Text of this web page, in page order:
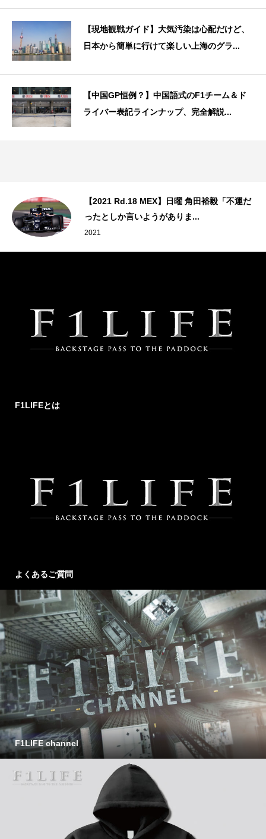
【現地観戦ガイド】大気汚染は心配だけど、
日本から簡単に行けて楽しい上海のグラ...
【中国GP恒例？】中国語式のF1チーム＆ド
ライバー表記ラインナップ、完全解説...
【2021 Rd.18 MEX】日曜 角田裕毅「不運だ
ったとしか言いようがありま...
2021
F1LIFEとは
よくあるご質問
F1LIFE channel